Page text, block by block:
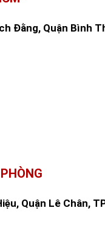
Đằng, Quận Bình
Quận Lê Chân,